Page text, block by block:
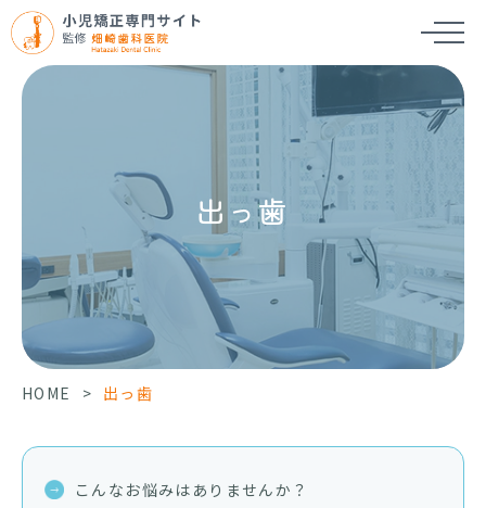
出っ歯
HOME > 出っ歯
こんなお悩みは ありませんか？